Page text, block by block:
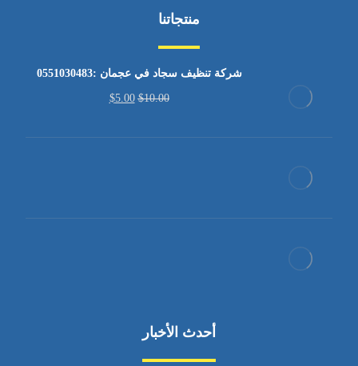
منتجاتنا
شركة تنظيف سجاد في عجمان :0551030483
$10.00
$5.00
أحدث الأخبار